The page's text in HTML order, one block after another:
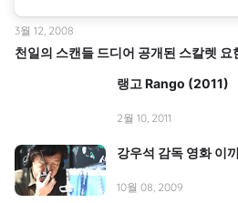
천일의 스캔들 드디어 공개된 스칼렛
3월 12, 2008
랭고 Rango (2011)
2월 10, 2011
강우석 감독 영화 이
10월 08, 2009